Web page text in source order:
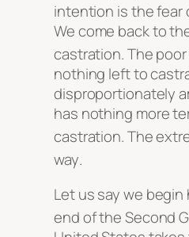
intention is the fear
We come back to
castration. The
nothing left to
disproportionately
has nothing more
castration. The
way.
Let us say we
end of the Second